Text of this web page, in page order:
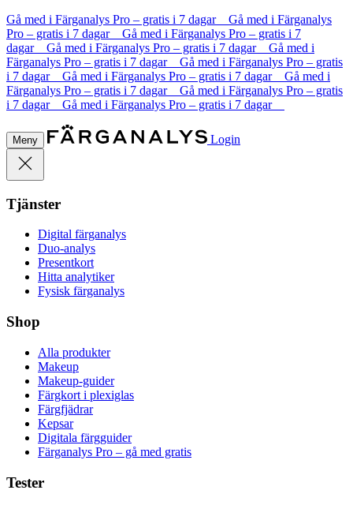
Gå med i Färganalys Pro – gratis i 7 dagar Gå med i Färganalys
Pro – gratis i 7 dagar Gå med i Färganalys Pro – gratis i 7
dagar Gå med i Färganalys Pro – gratis i 7 dagar Gå med i
Färganalys Pro – gratis i 7 dagar Gå med i Färganalys Pro – gratis
i 7 dagar Gå med i Färganalys Pro – gratis i 7 dagar Gå med i
Färganalys Pro – gratis i 7 dagar Gå med i Färganalys Pro – gratis
i 7 dagar Gå med i Färganalys Pro – gratis i 7 dagar
Meny Login
Tjänster
Digital färganalys
Duo-analys
Presentkort
Hitta analytiker
Fysisk färganalys
Shop
Alla produkter
Makeup
Makeup-guider
Färgkort i plexiglas
Färgfjädrar
Kepsar
Digitala färgguider
Färganalys Pro – gå med gratis
Tester